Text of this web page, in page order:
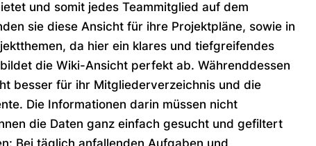
und somit jedes Teammitglied auf dem
sie diese Ansicht für ihre Projektpläne, sowie in
da hier ein klares und tiefgreifendes
die Wiki-Ansicht perfekt ab. Währenddessen
besser für ihr Mitgliederverzeichnis und die
Die Informationen darin müssen nicht
die Daten ganz einfach gesucht und gefiltert